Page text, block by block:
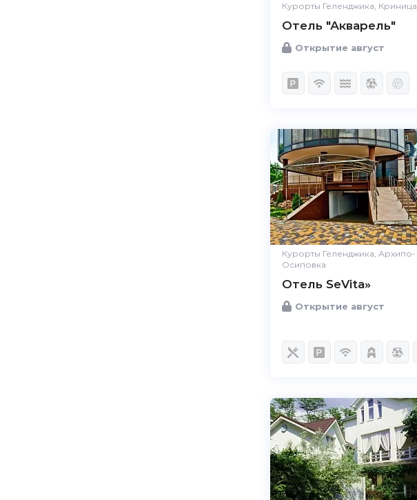
Курорты Геленджика, Криница
Отель "Акварель"
Открытие август
Курорты Геленджика, Архипо-
Осиповка
Отель SeVita»
Открытие август